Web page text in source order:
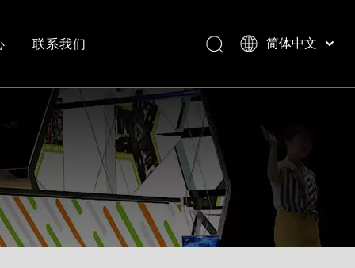
常见问答
成功案例视频
联系我们 简体中文
العربية
日本語
Pусский
Nederlands
Português
Deutsch